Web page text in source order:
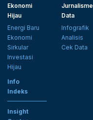
Ekonomi
Hijau
Energi Baru
Ekonomi
Sirkular
Investasi
Hijau
Jurnalisme
Data
Infografik
Analisis
Cek Data
Info
Indeks
Insight